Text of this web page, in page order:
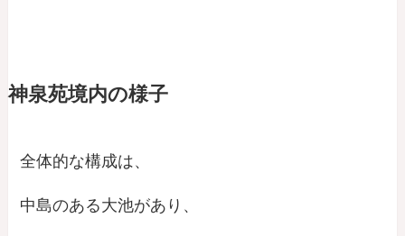
神泉苑境内の様子
全体的な構成は、
中島のある大池があり、